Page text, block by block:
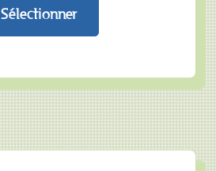
Sélectionner